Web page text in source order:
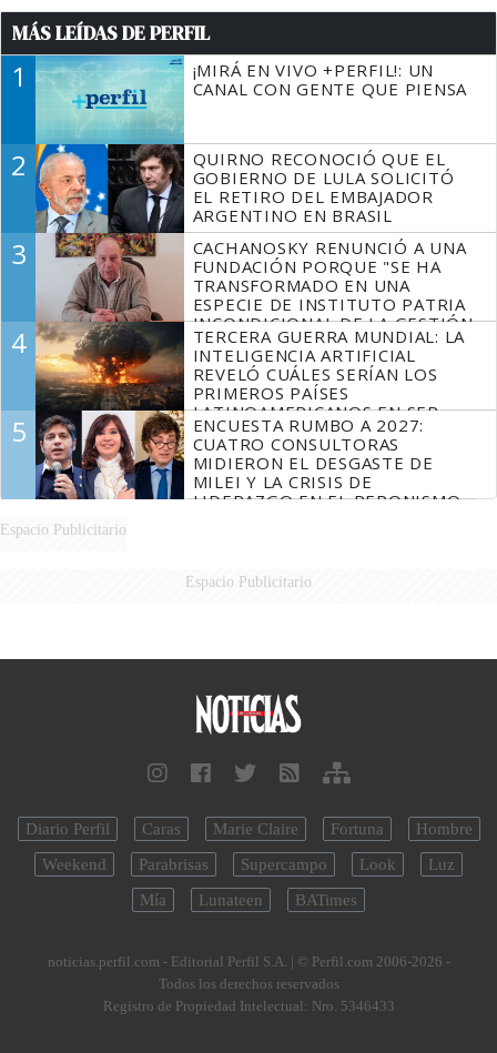
MÁS LEÍDAS DE PERFIL
1
¡MIRÁ EN VIVO +PERFIL!: UN
CANAL CON GENTE QUE PIENSA
2
QUIRNO RECONOCIÓ QUE EL
GOBIERNO DE LULA SOLICITÓ
EL RETIRO DEL EMBAJADOR
ARGENTINO EN BRASIL
3
CACHANOSKY RENUNCIÓ A UNA
FUNDACIÓN PORQUE "SE HA
TRANSFORMADO EN UNA
ESPECIE DE INSTITUTO PATRIA
INCONDICIONAL DE LA GESTIÓN
DE MILEI"
4
TERCERA GUERRA MUNDIAL: LA
INTELIGENCIA ARTIFICIAL
REVELÓ CUÁLES SERÍAN LOS
PRIMEROS PAÍSES
LATINOAMERICANOS EN SER
DERROTADOS
5
ENCUESTA RUMBO A 2027:
CUATRO CONSULTORAS
MIDIERON EL DESGASTE DE
MILEI Y LA CRISIS DE
LIDERAZGO EN EL PERONISMO
Espacio Publicitario
Espacio Publicitario
Diario Perfil Caras Marie Claire Fortuna
Hombre
Weekend
Parabrisas Supercampo Look
Luz
Mía
Lunateen BATimes
noticias.perfil.com - Editorial Perfil S.A. | © Perfil.com 2006-2026 -
Todos los derechos reservados
Registro de Propiedad Intelectual: Nro. 5346433